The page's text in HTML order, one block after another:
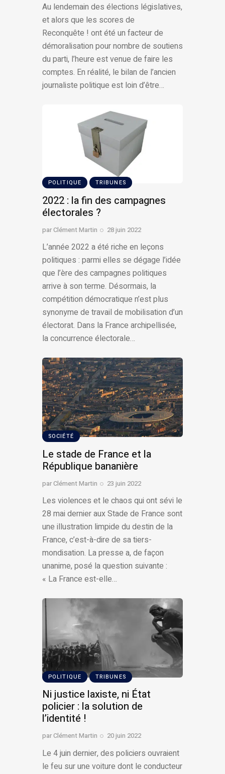
Au lendemain des élections législatives,
et alors que les scores de
Reconquête ! ont été un facteur de
démoralisation pour nombre de soutiens
du parti, l’heure est venue de faire les
comptes. En réalité, le bilan de l’ancien
journaliste politique est loin d’être…
POLITIQUE TRIBUNES
2022 : la fin des campagnes
électorales ?
parClément Martin 28 juin 2022
L’année 2022 a été riche en leçons
politiques : parmi elles se dégage l’idée
que l’ère des campagnes politiques
arrive à son terme. Désormais, la
compétition démocratique n’est plus
synonyme de travail de mobilisation d’un
électorat. Dans la France archipellisée,
la concurrence électorale…
SOCIÉTÉ
Le stade de France et la
République bananière
parClément Martin 23 juin 2022
Les violences et le chaos qui ont sévi le
28 mai dernier aux Stade de France sont
une illustration limpide du destin de la
France, c’est-à-dire de sa tiers-
mondisation. La presse a, de façon
unanime, posé la question suivante :
« La France est-elle…
POLITIQUE TRIBUNES
Ni justice laxiste, ni État
policier : la solution de
l’identité !
parClément Martin 20 juin 2022
Le 4 juin dernier, des policiers ouvraient
le feu sur une voiture dont le conducteur